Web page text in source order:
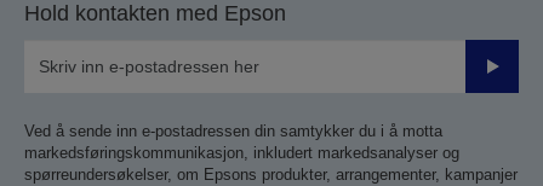
Hold kontakten med Epson
Send
Ved å sende inn e-postadressen din samtykker du i å motta
markedsføringskommunikasjon, inkludert markedsanalyser og
spørreundersøkelser, om Epsons produkter, arrangementer, kampanjer